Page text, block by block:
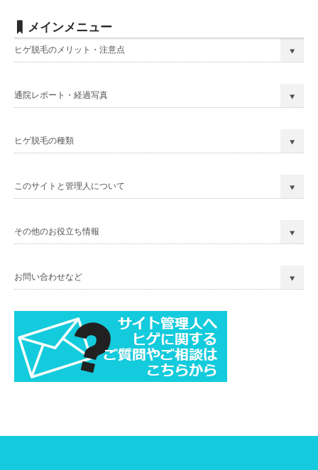
メインメニュー
ヒゲ脱毛のメリット・注意点
通院レポート・経過写真
ヒゲ脱毛の種類
このサイトと管理人について
その他のお役立ち情報
お問い合わせなど